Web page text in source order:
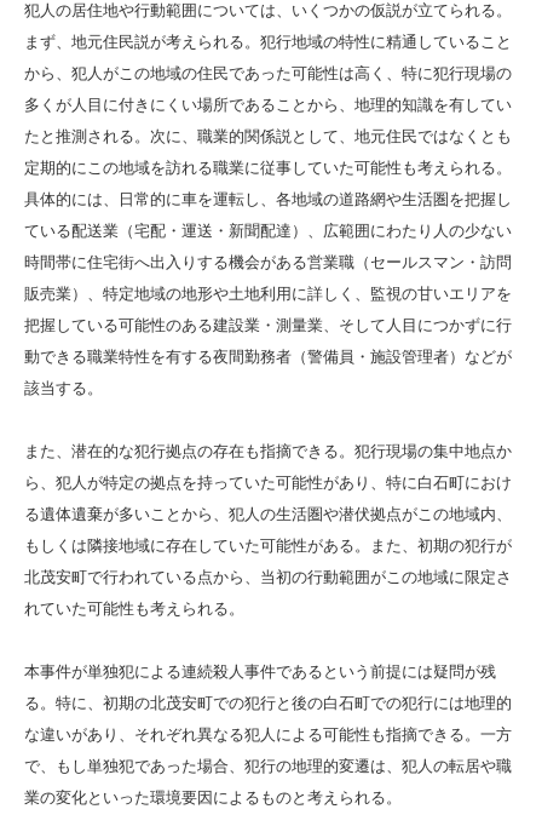
犯人の居住地や行動範囲については、いくつかの仮説が立てられる。
まず、地元住民説が考えられる。犯行地域の特性に精通していること
から、犯人がこの地域の住民であった可能性は高く、特に犯行現場の
多くが人目に付きにくい場所であることから、地理的知識を有してい
たと推測される。次に、職業的関係説として、地元住民ではなくとも
定期的にこの地域を訪れる職業に従事していた可能性も考えられる。
具体的には、日常的に車を運転し、各地域の道路網や生活圏を把握し
ている配送業（宅配・運送・新聞配達）、広範囲にわたり人の少ない
時間帯に住宅街へ出入りする機会がある営業職（セールスマン・訪問
販売業）、特定地域の地形や土地利用に詳しく、監視の甘いエリアを
把握している可能性のある建設業・測量業、そして人目につかずに行
動できる職業特性を有する夜間勤務者（警備員・施設管理者）などが
該当する。
また、潜在的な犯行拠点の存在も指摘できる。犯行現場の集中地点か
ら、犯人が特定の拠点を持っていた可能性があり、特に白石町におけ
る遺体遺棄が多いことから、犯人の生活圏や潜伏拠点がこの地域内、
もしくは隣接地域に存在していた可能性がある。また、初期の犯行が
北茂安町で行われている点から、当初の行動範囲がこの地域に限定さ
れていた可能性も考えられる。
本事件が単独犯による連続殺人事件であるという前提には疑問が残
る。特に、初期の北茂安町での犯行と後の白石町での犯行には地理的
な違いがあり、それぞれ異なる犯人による可能性も指摘できる。一方
で、もし単独犯であった場合、犯行の地理的変遷は、犯人の転居や職
業の変化といった環境要因によるものと考えられる。